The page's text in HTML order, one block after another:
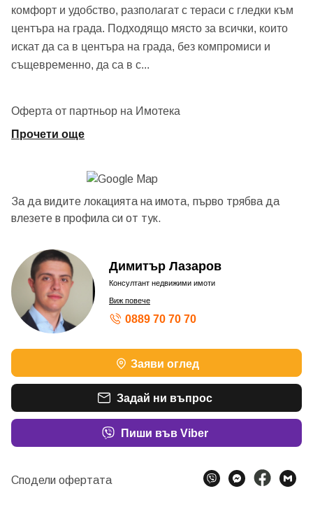
комфорт и удобство, разполагат с тераси с гледки към
центъра на града. Подходящо място за всички, които
искат да са в центъра на града, без компромиси и
същевременно, да са в с...
Оферта от партньор на Имотека
Прочети още
За да видите локацията на имота, първо трябва да
влезете в профила си от тук.
Димитър Лазаров
Консултант недвижими имоти
Виж повече
0889 70 70 70
Заяви оглед
Задай ни въпрос
Пиши във Viber
Сподели офертата